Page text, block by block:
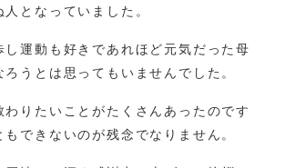
となっていました。
運動も好きであれほど元気だった母
うとは思ってもいませんでした。
りたいことがたくさんあったのです
できないのが残念でなりません。